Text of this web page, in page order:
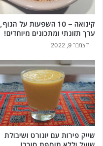
קינואה – 10 השפעות על הגוף,
ערך תזונתי ומתכונים מיוחדים!
דצמבר 9, 2022
שייק פירות עם יוגורט ושיבולת